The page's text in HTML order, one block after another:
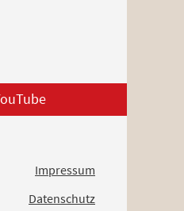
Impressum
Datenschutz